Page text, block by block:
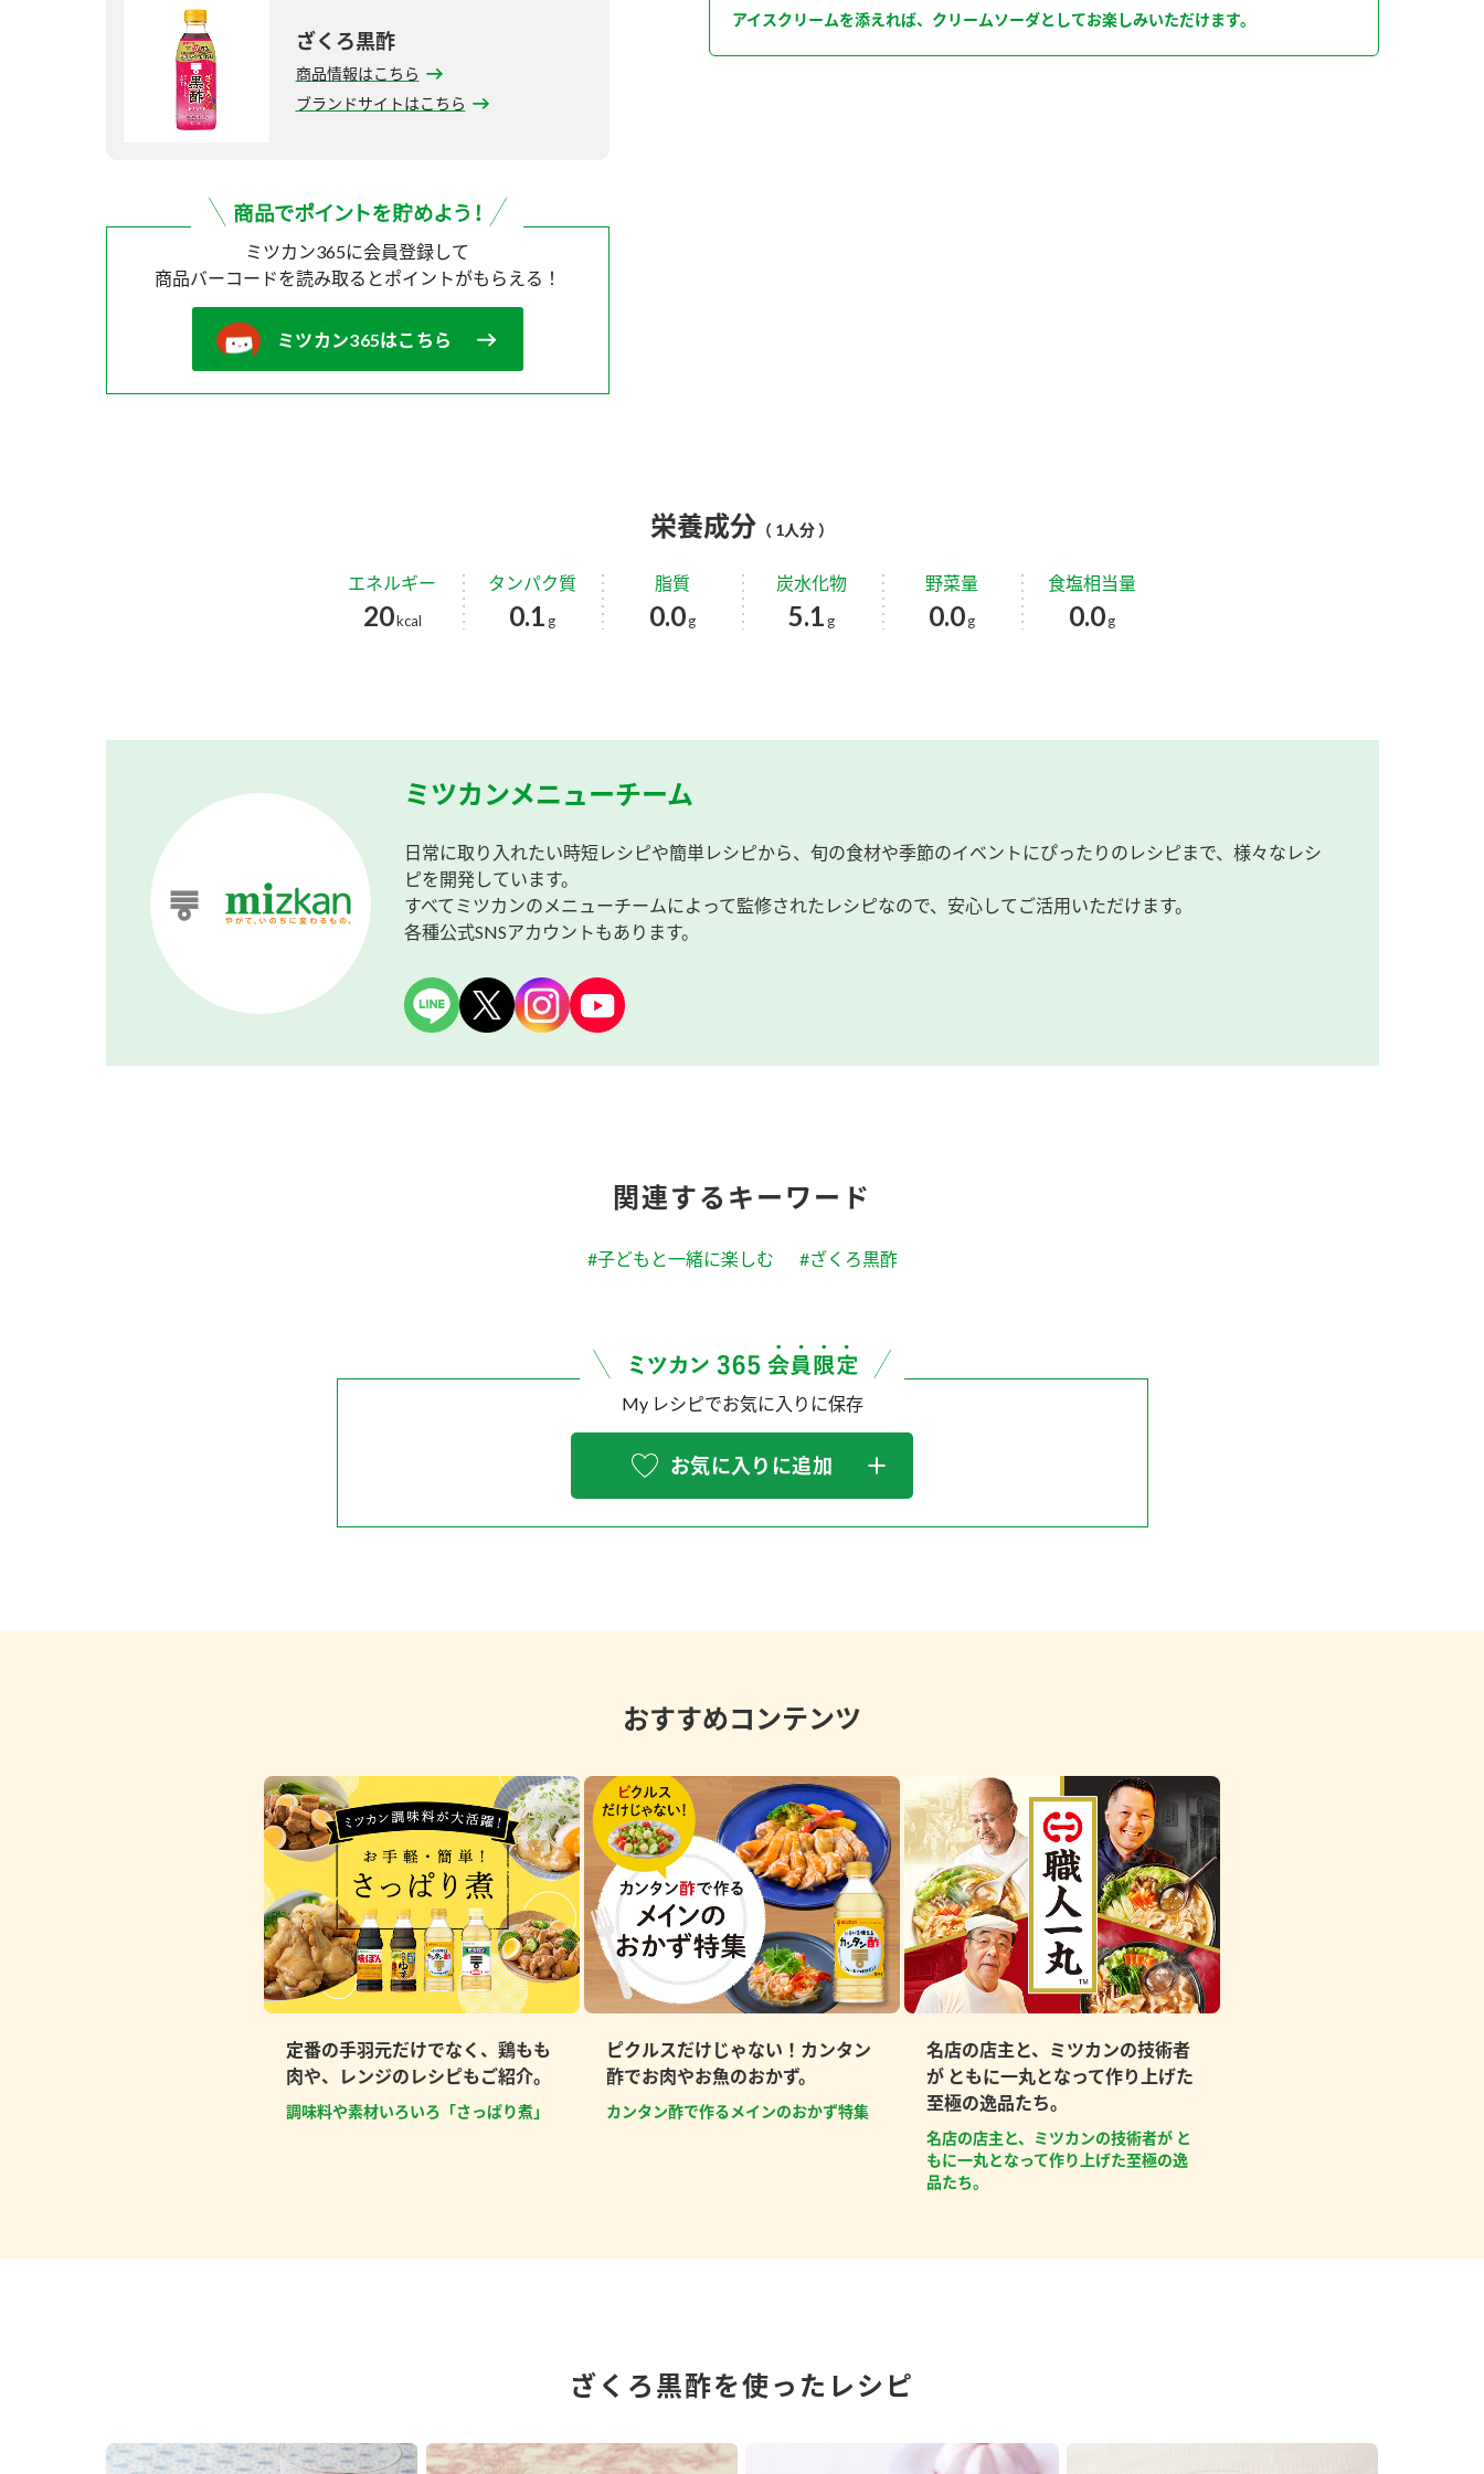
ざくろ黒酢
商品情報はこちら
ブランドサイトはこちら
ミツカン365に会員登録して
商品バーコードを読み取ると ポイントがもらえる！
ミツカン365はこちら
アイスクリームを添えれば、クリームソーダとしてお楽しみいただけます。
栄養成分 （ 1人分 ）
エネルギー
20kcal
タンパク質
0.1 g
脂質
0.0 g
炭水化物
5.1 g
野菜量
0.0g
食塩相当量
0.0 g
ミツカンメニューチーム
日常に取り入れたい時短レシピや簡単レシピから、旬の食材や季節のイベントにぴったりのレシピまで、様々なレシ
ピを開発しています。
すべてミツカンのメニューチームによって監修されたレシピなので、安心してご活用いただけます。
各種公式SNSアカウントもあります。
関連するキーワード
#子どもと一緒に楽しむ #ざくろ黒酢
My レシピでお気に入りに保存
お気に入りに追加
おすすめコンテンツ
定番の手羽元だけでなく、鶏もも
肉や、レンジのレシピもご紹介。
調味料や素材いろいろ「さっぱり煮」
ピクルスだけじゃない！カンタン
酢でお肉やお魚のおかず。
カンタン酢で作るメインのおかず特集
名店の店主と、ミツカンの技術者
が ともに一丸となって作り上げた
至極の逸品たち。
名店の店主と、ミツカンの技術者が と
もに一丸となって作り上げた至極の逸
品たち。
ざくろ黒酢を使ったレシピ